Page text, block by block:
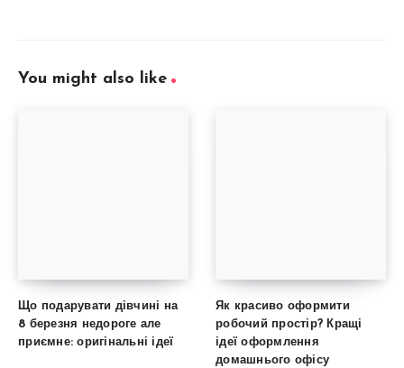
You might also like
Що подарувати дівчині на
8 березня недороге але
приємне: оригінальні ідеї
Як красиво оформити
робочий простір? Кращі
ідеї оформлення
домашнього офісу